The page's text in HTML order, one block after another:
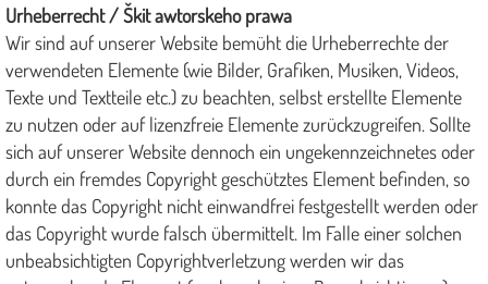
Urheberrecht / Škit awtorskeho prawa
Wir sind auf unserer Website bemüht die Urheberrechte der
verwendeten Elemente (wie Bilder, Grafiken, Musiken, Videos,
Texte und Textteile etc.) zu beachten, selbst erstellte Elemente
zu nutzen oder auf lizenzfreie Elemente zurückzugreifen. Sollte
sich auf unserer Website dennoch ein ungekennzeichnetes oder
durch ein fremdes Copyright geschütztes Element befinden, so
konnte das Copyright nicht einwandfrei festgestellt werden oder
das Copyright wurde falsch übermittelt. Im Falle einer solchen
unbeabsichtigten Copyrightverletzung werden wir das